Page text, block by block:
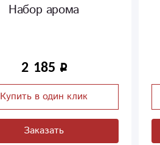
Набор арома
2 185
Купить в один клик
Заказать